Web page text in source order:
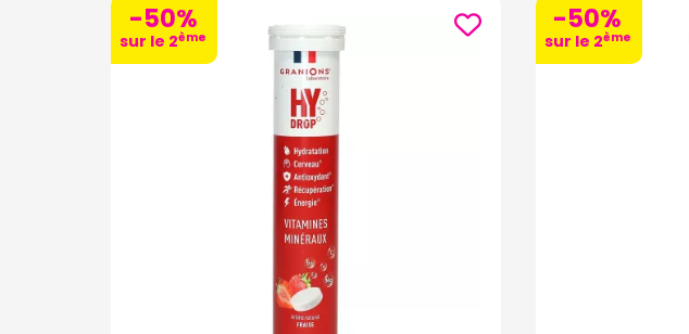
-50%
sur le 2ème
-50%
sur le 2ème